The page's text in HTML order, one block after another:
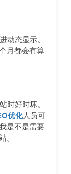
态显示。
月都会有算
好时坏。
优化人员可
是不是需要